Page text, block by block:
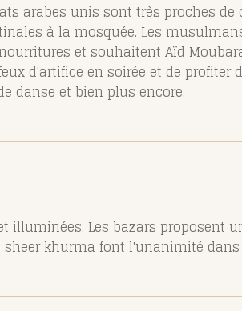
arabes unis sont très proches
à la mosquée. Les
et souhaitent Aïd
d'artifice en soirée et de
danse et bien plus encore.
illuminées. Les bazars proposent
khurma font l'unanimité